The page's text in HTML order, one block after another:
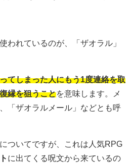
われているのが、「ザオラル」
てしまった人にもう1度連絡を取
縁を狙うことを意味します。メ
「ザオラルメール」などとも呼
ついてですが、これは人気RPG
に出てくる呪文から来ているの